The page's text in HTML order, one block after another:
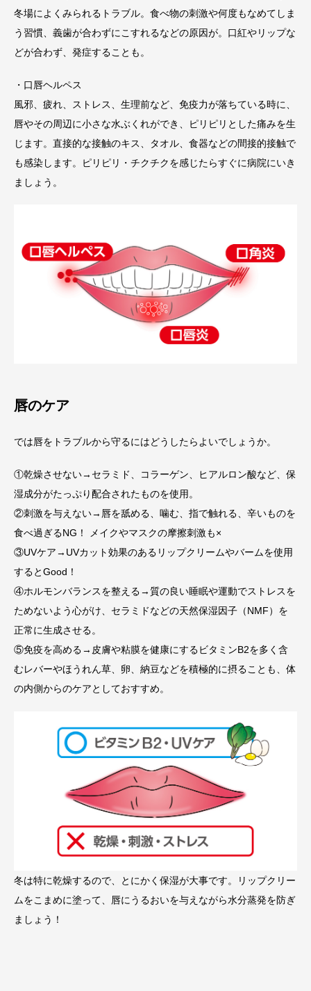
冬場によくみられるトラブル。食べ物の刺激や何度もなめてしま
う習慣、義歯が合わずにこすれるなどの原因が。口紅やリップな
どが合わず、発症することも。
・口唇ヘルペス
風邪、疲れ、ストレス、生理前など、免疫力が落ちている時に、
唇やその周辺に小さな水ぶくれができ、ピリピリとした痛みを生
じます。直接的な接触のキス、タオル、食器などの間接的接触で
も感染します。ピリピリ・チクチクを感じたらすぐに病院にいき
ましょう。
唇のケア
では唇をトラブルから守るにはどうしたらよいでしょうか。
①乾燥させない→セラミド、コラーゲン、ヒアルロン酸など、保
湿成分がたっぷり配合されたものを使用。
②刺激を与えない→唇を舐める、噛む、指で触れる、辛いものを
食べ過ぎるNG！ メイクやマスクの摩擦刺激も×
③UVケア→UVカット効果のあるリップクリームやバームを使用
するとGood！
④ホルモンバランスを整える→質の良い睡眠や運動でストレスを
ためないよう心がけ、セラミドなどの天然保湿因子（NMF）を
正常に生成させる。
⑤免疫を高める→皮膚や粘膜を健康にするビタミンB2を多く含
むレバーやほうれん草、卵、納豆などを積極的に摂ることも、体
の内側からのケアとしておすすめ。
冬は特に乾燥するので、とにかく保湿が大事です。リップクリー
ムをこまめに塗って、唇にうるおいを与えながら水分蒸発を防ぎ
ましょう！